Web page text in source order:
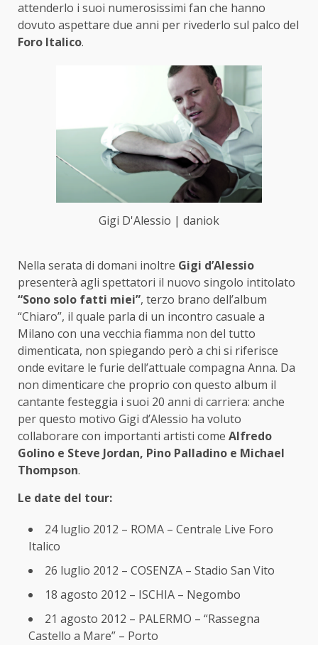
attenderlo i suoi numerosissimi fan che hanno
dovuto aspettare due anni per rivederlo sul palco del
Foro Italico.
Gigi D'Alessio | daniok
Nella serata di domani inoltre Gigi d’Alessio
presenterà agli spettatori il nuovo singolo intitolato
“Sono solo fatti miei”, terzo brano dell’album
“Chiaro”, il quale parla di un incontro casuale a
Milano con una vecchia fiamma non del tutto
dimenticata, non spiegando però a chi si riferisce
onde evitare le furie dell’attuale compagna Anna. Da
non dimenticare che proprio con questo album il
cantante festeggia i suoi 20 anni di carriera: anche
per questo motivo Gigi d’Alessio ha voluto
collaborare con importanti artisti come Alfredo
Golino e Steve Jordan, Pino Palladino e Michael
Thompson.
Le date del tour:
24 luglio 2012 – ROMA – Centrale Live Foro
Italico
26 luglio 2012 – COSENZA – Stadio San Vito
18 agosto 2012 – ISCHIA – Negombo
21 agosto 2012 – PALERMO – “Rassegna
Castello a Mare” – Porto